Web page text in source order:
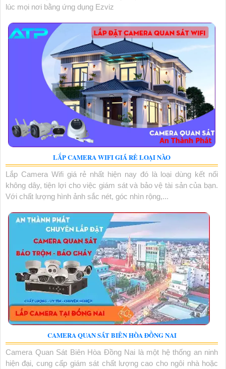
lúc mọi nơi bằng ứng dụng Ezviz
LẮP CAMERA WIFI GIÁ RẺ LOẠI NÀO
Lắp Camera Wifi giá rẻ nhất hiện nay đó là loại dùng kết nối
không dây, tiện lợi cho việc giám sát và bảo vệ tài sản của bạn.
Với chất lượng hình ảnh sắc nét, góc nhìn rộng,...
CAMERA QUAN SÁT BIÊN HÒA ĐỒNG NAI
Camera Quan Sát Biên Hòa Đồng Nai là một hệ thống an ninh
hiện đại, cung cấp giám sát chất lượng cao cho ngôi nhà hoặc